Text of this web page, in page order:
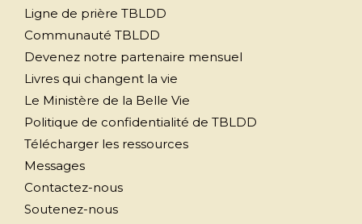
Ligne de prière TBLDD
Communauté TBLDD
Devenez notre partenaire mensuel
Livres qui changent la vie
Le Ministère de la Belle Vie
Politique de confidentialité de TBLDD
Télécharger les ressources
Messages
Contactez-nous
Soutenez-nous